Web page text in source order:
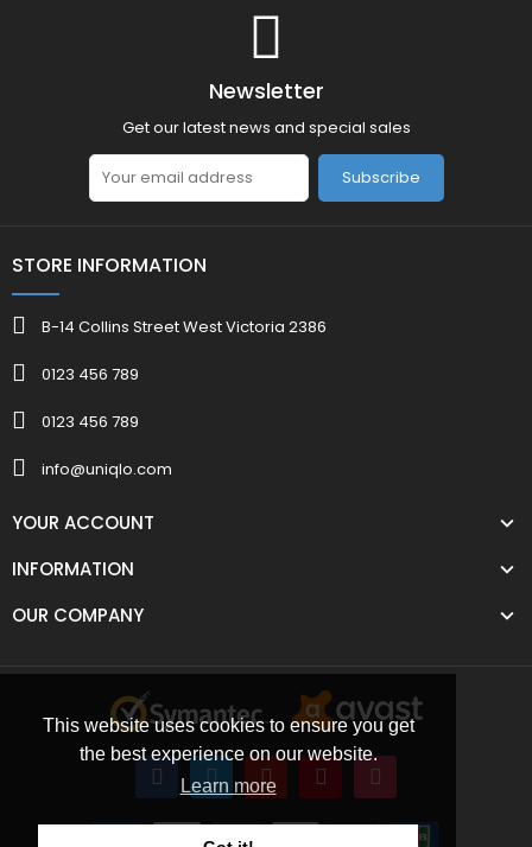
This website uses cookies to ensure you get
the best experience on our website.
Learn more
Newsletter
Get our latest news and special sales
Subscribe
STORE INFORMATION
B-14 Collins Street West Victoria 2386
0123 456 789
0123 456 789
info@uniqlo.com
YOUR ACCOUNT
INFORMATION
OUR COMPANY